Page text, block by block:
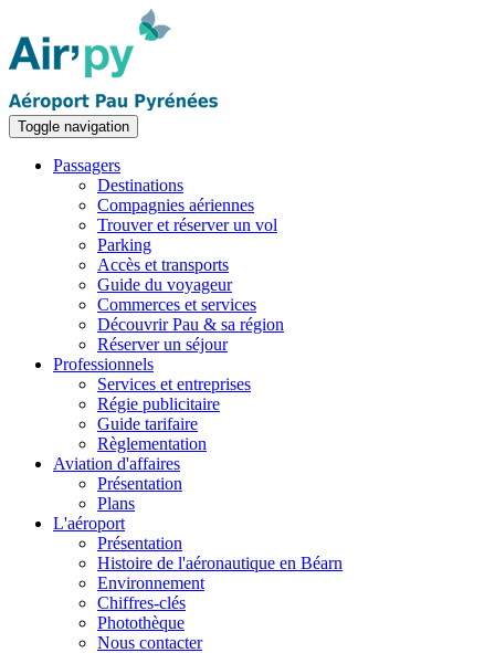
Toggle navigation
Passagers
Destinations
Compagnies aériennes
Trouver et réserver un vol
Parking
Accès et transports
Guide du voyageur
Commerces et services
Découvrir Pau & sa région
Réserver un séjour
Professionnels
Services et entreprises
Régie publicitaire
Guide tarifaire
Règlementation
Aviation d'affaires
Présentation
Plans
L'aéroport
Présentation
Histoire de l'aéronautique en Béarn
Environnement
Chiffres-clés
Photothèque
Nous contacter